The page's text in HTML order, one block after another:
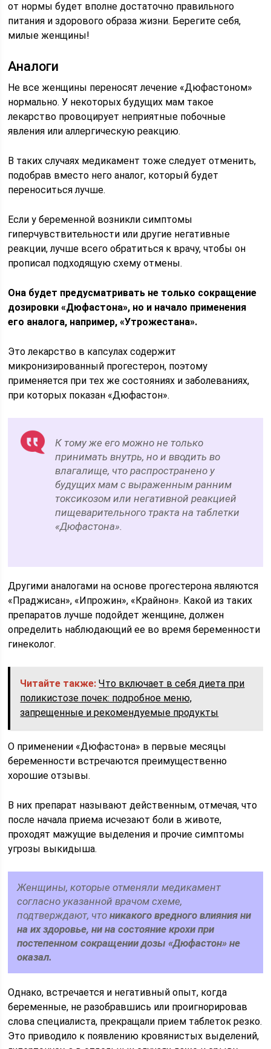
от нормы будет вполне достаточно правильного
питания и здорового образа жизни. Берегите себя,
милые женщины!
Аналоги
Не все женщины переносят лечение «Дюфастоном»
нормально. У некоторых будущих мам такое
лекарство провоцирует неприятные побочные
явления или аллергическую реакцию.
В таких случаях медикамент тоже следует отменить,
подобрав вместо него аналог, который будет
переноситься лучше.
Если у беременной возникли симптомы
гиперчувствительности или другие негативные
реакции, лучше всего обратиться к врачу, чтобы он
прописал подходящую схему отмены.
Она будет предусматривать не только сокращение
дозировки «Дюфастона», но и начало применения
его аналога, например, «Утрожестана».
Это лекарство в капсулах содержит
микронизированный прогестерон, поэтому
применяется при тех же состояниях и заболеваниях,
при которых показан «Дюфастон».
К тому же его можно не только
принимать внутрь, но и вводить во
влагалище, что распространено у
будущих мам с выраженным ранним
токсикозом или негативной реакцией
пищеварительного тракта на таблетки
«Дюфастона».
Другими аналогами на основе прогестерона являются
«Праджисан», «Ипрожин», «Крайнон». Какой из таких
препаратов лучше подойдет женщине, должен
определить наблюдающий ее во время беременности
гинеколог.
Читайте также: Что включает в себя диета при
поликистозе почек: подробное меню,
запрещенные и рекомендуемые продукты
О применении «Дюфастона» в первые месяцы
беременности встречаются преимущественно
хорошие отзывы.
В них препарат называют действенным, отмечая, что
после начала приема исчезают боли в животе,
проходят мажущие выделения и прочие симптомы
угрозы выкидыша.
Женщины, которые отменяли медикамент
согласно указанной врачом схеме,
подтверждают, чтоникакого вредного влияния ни
на их здоровье, ни на состояние крохи при
постепенном сокращении дозы «Дюфастон» не
оказал.
Однако, встречается и негативный опыт, когда
беременные, не разобравшись или проигнорировав
слова специалиста, прекращали прием таблеток резко.
Это приводило к появлению кровянистых выделений,